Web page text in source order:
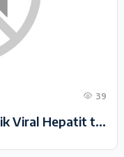
39
Viral hepatitler (Akut ve Kronik Viral Hepatit takip ve tedavisi)